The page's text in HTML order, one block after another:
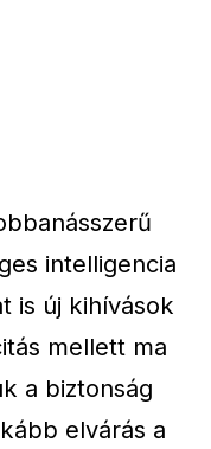
intelligencia
is új kihívások
mellett ma
a biztonság
elvárás a